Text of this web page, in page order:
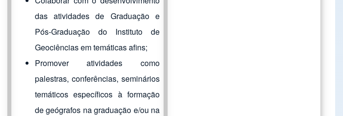
das atividades de Graduação e
Pós-Graduação do Instituto de
Geociências em temáticas afins;
Promover atividades como
palestras, conferências, seminários
temáticos específicos à formação
de geógrafos na graduação e/ou na